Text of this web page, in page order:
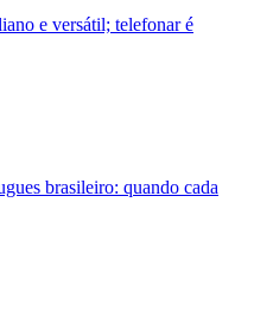
e versátil; telefonar é
brasileiro: quando cada